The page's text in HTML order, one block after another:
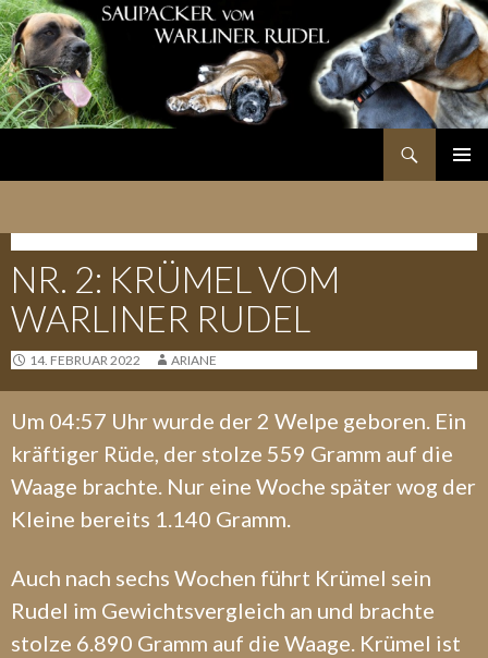
NR. 2: KRÜMEL VOM
WARLINER RUDEL
14. FEBRUAR 2022 ARIANE
Um 04:57 Uhr wurde der 2 Welpe geboren. Ein
kräftiger Rüde, der stolze 559 Gramm auf die
Waage brachte. Nur eine Woche später wog der
Kleine bereits 1.140 Gramm.
Auch nach sechs Wochen führt Krümel sein
Rudel im Gewichtsvergleich an und brachte
stolze 6.890 Gramm auf die Waage. Krümel ist